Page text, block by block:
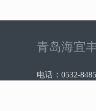
青岛海宜
电话：0532-